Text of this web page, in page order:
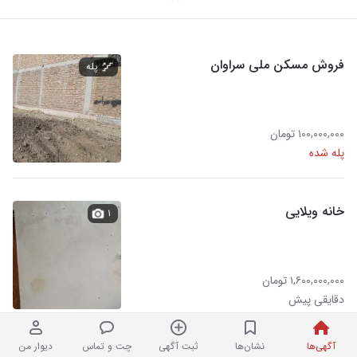
آگهی‌ها نشان‌ها ثبت آگهی چت و تماس دیوار من
فروش مسکن ملی سراوان
۱۰۰,۰۰۰,۰۰۰ تومان
پله شده
پله
خانه ویلایی
۱,۶۰۰,۰۰۰,۰۰۰ تومان
دقایقی پیش
۱